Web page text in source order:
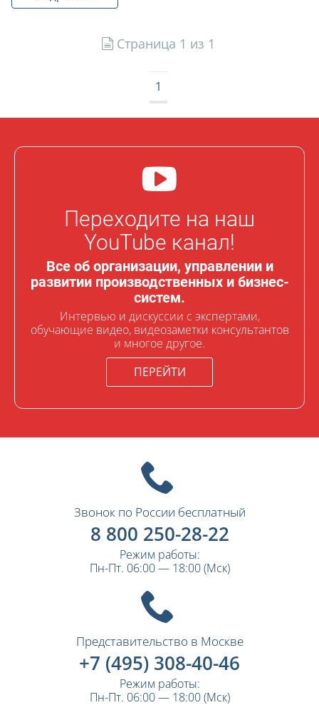
Страница 1 из 1
1
Переходите на наш
YouTube канал!
Все об организации, управлении и
развитии производственных и бизнес-
систем.
Интервью и дискуссии с экспертами,
обучающие видео, видеозаметки консультантов
и многое другое.
ПЕРЕЙТИ
Звонок по России бесплатный
8 800 250-28-22
Режим работы:
Пн-Пт. 06:00 — 18:00 (Мск)
Представительство в Москве
+7 (495) 308-40-46
Режим работы:
Пн-Пт. 06:00 — 18:00 (Мск)